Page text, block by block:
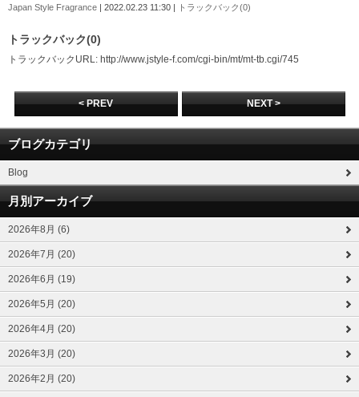
Japan Style Fragrance | 2022.02.23 11:30 | トラックバック(0)
トラックバック(0)
トラックバックURL: http://www.jstyle-f.com/cgi-bin/mt/mt-tb.cgi/745
< PREV NEXT >
ブログカテゴリ
Blog
月別アーカイブ
2026年8月 (6)
2026年7月 (20)
2026年6月 (19)
2026年5月 (20)
2026年4月 (20)
2026年3月 (20)
2026年2月 (20)